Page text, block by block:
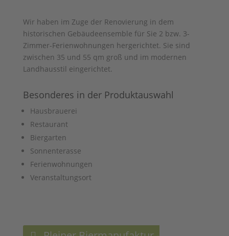
Wir haben im Zuge der Renovierung in dem
historischen Gebäudeensemble für Sie 2 bzw. 3-
Zimmer-Ferienwohnungen hergerichtet. Sie sind
zwischen 35 und 55 qm groß und im modernen
Landhausstil eingerichtet.
Besonderes in der Produktauswahl
Hausbrauerei
Restaurant
Biergarten
Sonnenterasse
Ferienwohnungen
Veranstaltungsort